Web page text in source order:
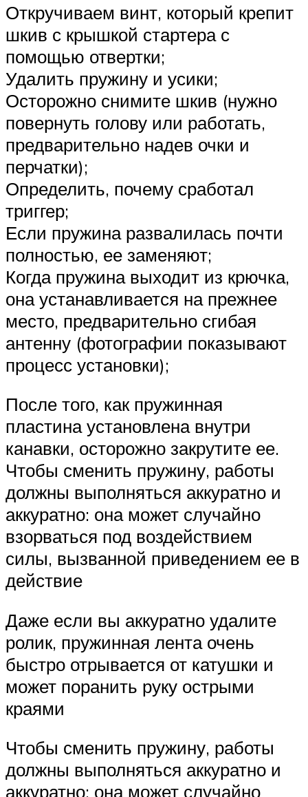
Откручиваем винт, который крепит
шкив с крышкой стартера с
помощью отвертки;
Удалить пружину и усики;
Осторожно снимите шкив (нужно
повернуть голову или работать,
предварительно надев очки и
перчатки);
Определить, почему сработал
триггер;
Если пружина развалилась почти
полностью, ее заменяют;
Когда пружина выходит из крючка,
она устанавливается на прежнее
место, предварительно сгибая
антенну (фотографии показывают
процесс установки);
После того, как пружинная
пластина установлена ​​внутри
канавки, осторожно закрутите ее.
Чтобы сменить пружину, работы
должны выполняться аккуратно и
аккуратно: она может случайно
взорваться под воздействием
силы, вызванной приведением ее в
действие
Даже если вы аккуратно удалите
ролик, пружинная лента очень
быстро отрывается от катушки и
может поранить руку острыми
краями
Чтобы сменить пружину, работы
должны выполняться аккуратно и
аккуратно: она может случайно